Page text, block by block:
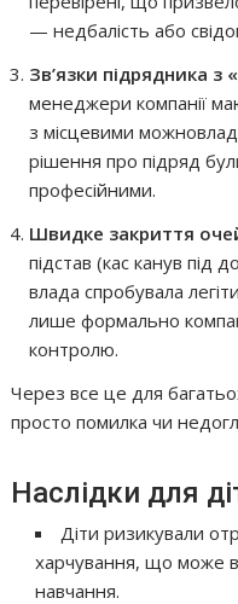
— недбалість або
Зв’язки підрядника з
менеджери компанії
з місцевими
рішення про підряд
професійними.
Швидке закриття
підстав (кас канув під
влада спробувала
лише формально
контролю.
Через все це для
просто помилка чи
Наслідки для
Діти ризикували
харчування, що може
навчання.